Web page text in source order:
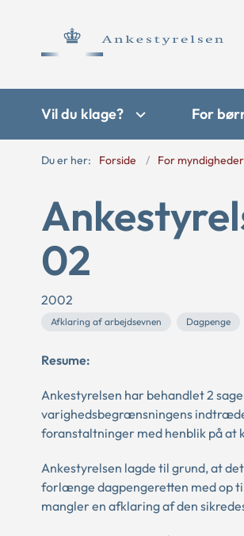
Vil du klage? For
Du er her: Forside For myndigheder
02
2002
Afklaring af arbejdsevnen Dagpenge
Resume:
Ankestyrelsen har behandlet 2
varighedsbegrænsningens
foranstaltninger med henblik på at
Ankestyrelsen lagde til grund, at
forlænge dagpengeretten med op
mangler en afklaring af den